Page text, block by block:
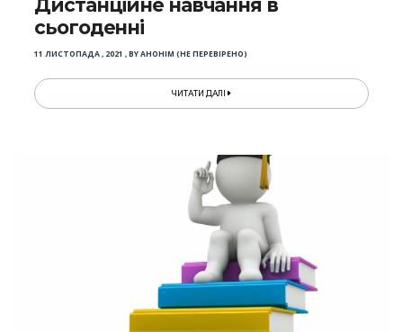
Дистанційне навчання в
сьогоденні
11 ЛИСТОПАДА , 2021 ,BYАНОНІМ (НЕ ПЕРЕВІРЕНО)
ЧИТАТИ ДАЛІ